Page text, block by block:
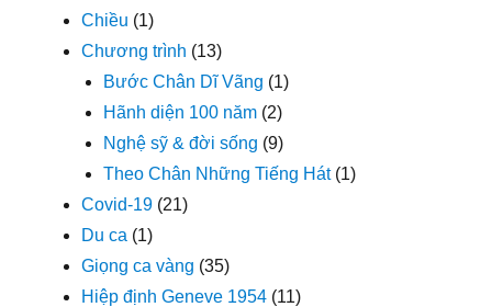
Chiều (1)
Chương trình (13)
Bước Chân Dĩ Vãng (1)
Hãnh diện 100 năm (2)
Nghệ sỹ & đời sống (9)
Theo Chân Những Tiếng Hát(1)
Covid-19 (21)
Du ca (1)
Giọng ca vàng (35)
Hiệp định Geneve 1954 (11)